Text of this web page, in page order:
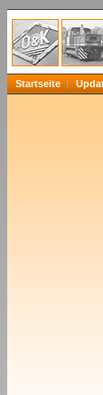
Startseite